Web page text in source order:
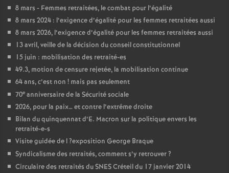
8 mars - Femmes retraitées, le combat pour l’égalité
8 mars 2024 : l’exigence d’égalité pour les femmes retraitées aussi
8 mars 2026, l’exigence d’égalité pour les femmes retraitées aussi
13 avril, veille de la décision du conseil constitutionnel
15 juin : mobilisation des retraité-es
49.3, motion de censure rejetée, la mobilisation continue
64 ans, c’est non ! mais pas seulement
70e anniversaire de la Sécurité sociale
2026, pour la paix… et contre l’extrême droite
Bilan du quinquennat d’E. Macron sur la politique envers les
retraité-e-s
Visite guidée de l?exposition George Braque
Syndicalisme des retraités, comment s’y retrouver?
Circulaire des retraités duSNESCréteil du 17 janvier 2014